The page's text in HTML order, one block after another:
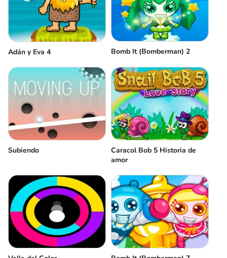
Adán y Eva 4 Bomb It (Bomberman) 2
Subiendo
Caracol Bob 5 Historia de
amor